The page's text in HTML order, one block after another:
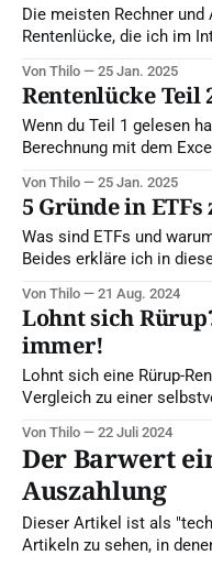
Die meisten Rechner und
Rentenlücke, die ich im
Rentenlücke besser
Online-Rechner an die
dich einfach
Von Thilo 25 Jan. 2025
Rentenlücke Teil
Wenn du Teil 1 gelesen
Berechnung mit dem
und was du dazu tun
dem Online-Rechner
ermitteln. Das
Von Thilo 25 Jan. 2025
5 Gründe in
Was sind ETFs und
Beides erkläre ich in
"Aktien-ETF". Disclaimer: Investments in den Aktienmarkt
sind mit Risiken
dies
Von Thilo 21 Aug. 2024
Lohnt sich
immer!
Lohnt sich eine Rürup-
Vergleich zu einer
Form noch nicht im Netz
wesentlichen
Von Thilo 22 Juli 2024
Der Barwert
Auszahlung
Dieser Artikel ist als
Artikeln zu sehen, in